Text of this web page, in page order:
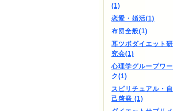
(1)
恋愛・婚活(1)
布団全般(1)
耳ツボダイエット研
究会(1)
心理学グループワー
ク(1)
スピリチュアル・自
己啓発 (1)